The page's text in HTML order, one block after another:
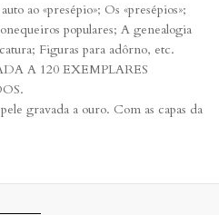
ao «presépio»; Os «presépios»;
populares; A genealogia
Figuras para adôrno, etc.
A 120 EXEMPLARES
gravada a ouro. Com as capas da